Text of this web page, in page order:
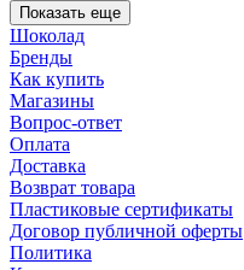
Показать еще
Шоколад
Бренды
Как купить
Магазины
Вопрос-ответ
Оплата
Доставка
Возврат товара
Пластиковые сертификаты
Договор публичной оферты
Политика